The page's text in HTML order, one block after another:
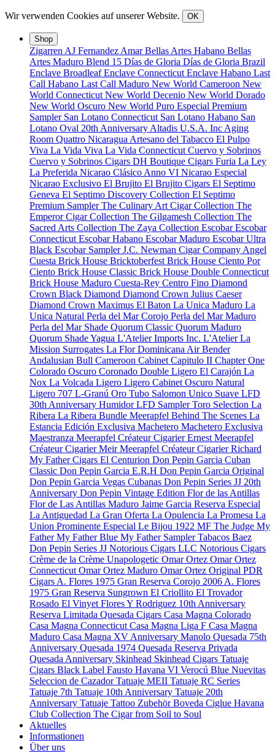
Wir verwenden Cookies auf unserer Website. OK
Shop
Zigarren AJ Fernandez AmarBellas Artes Habano Bellas
Artes Maduro Blend 15 Días de Gloria Días de Gloria Brazil
Enclave BroadleafEnclave Connecticut Enclave Habano Last
Call Habano Last Call Maduro New World Cameroon New
World Connecticut New World Decenio New World Dorado
New World Oscuro New World Puro Especial Premium
Sampler San Lotano Connecticut San Lotano Habano San
Lotano Oval 20th Anniversary Altadis U.S.A. Inc Aging
Room Quattro Nicaragua Artesano del Tabacco El Pulpo
Viva La Vida Viva La Vida Connecticut Cuervo y Sobrinos
Cuervo y Sobrinos Cigars DH Boutique Cigars Furia La Ley
La Preferida Nicarao Clásico Anno VI Nicarao Especial
Nicarao Exclusivo El Brujito El Brujito Cigars El Septimo
Geneva El Septimo Discovery Collection El Septimo
Premium SamplerThe Culinary Art Cigar Collection The
Emperor Cigar Collection The Gilgamesh Collection The
Sacred Arts Collection The Zaya Collection EscobarEscobar
Connecticut Escobar Habano Escobar Maduro Escobar Ultra
Black Escobar SamplerJ.C. Newman Cigar Company Angel
Cuesta Brick House Bricktoberfest Brick House Ciento Por
Ciento Brick House Classic Brick House Double Connecticut
Brick House Maduro Cuesta-Rey Centro Fino Diamond
Crown Black Diamond Diamond Crown Julius Caeser
Diamond Crown Maximus El Baton La Unica Maduro La
Unica Natural Perla del Mar Corojo Perla del Mar Maduro
Perla del Mar Shade Quorum Classic Quorum Maduro
Quorum ShadeYagua L'Atelier Imports Inc. L'AtelierLa
Mission Surrogates La Flor Dominicana Air Bender
Andalusian Bull Cameroon Cabinet Capitulo II Chapter One
Colorado Oscuro Coronado Double Ligero El Carajón La
Nox La Volcada Ligero Ligero Cabinet Oscuro Natural
Ligero 707 L-Granú Oro Tubo Salomon Unico Suave LFD
30th Anniversary HumidorLFD Sampler Toro Selection La
Ribera La Ribera Bundle Meerapfel Behind The Scenes La
Estancia Edición Exclusiva Machetero Machetero Exclusiva
Maestranza Meerapfel Créateur Cigarier Ernest Meerapfel
Créateur Cigarier MeirMeerapfel Créateur Cigarier Richard
My Father Cigars El Centurion Don Pepin Garcia Cuban
Classic Don Pepin Garcia E.R.H Don Pepin Garcia Original
Don Pepin Garcia Vegas Cubanas Don Pepin Series JJ 20th
Anniversary Don Pepin Vintage Edition Flor de las Antillas
Flor de Las Antillas Maduro Jaime Garcia Reserva Especial
La Antiguedad La Gran Oferta La Opulencia La Promesa La
Union Prominente Especial Le Bijou 1922 MF The Judge My
FatherMy Father Blue My Father SamplerTabacos Baez
Don Pepin Series JJ Notorious Cigars LLC Notorious Cigars
Crème de la Crème Unapologetic Omar Ortez Omar Ortez
Connecticut Omar Ortez Maduro Omar Ortez Original PDR
Cigars A. Flores 1975 Gran Reserva Corojo 2006 A. Flores
1975 Gran Reserva Sungrown El Criollito El Trovador
Rosado El Vinyet Flores Y Rodriguez 10th Anniversary
Reserva Limitada Quesada Cigars Casa Magna Colorado
Casa Magna Connecticut Casa Magna Liga F Casa Magna
Maduro Casa Magna XV Anniversary Manolo Quesada 75th
Anniversary Quesada 1974 Quesada Reserva Privada
Quesada Anniversary Skinhead Skinhead Cigars Tatuaje
Cigars Black Label Fausto Havana VI Verocú Blue Nuevitas
Seleccion de CazadorTatuaje MEII Tatuaje RC Series
Tatuaje 7th Tatuaje 10th Anniversary Tatuaje 20th
Anniversary Tatuaje Tattoo ZubehörBoveda Ciglue Havana
Club Collection The Cigar from Soil to Soul
Aktuelles
Informationen
Über uns